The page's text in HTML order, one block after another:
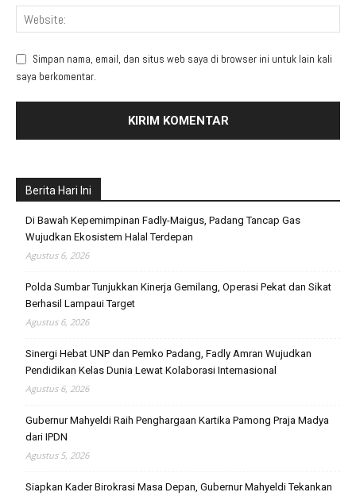
Simpan nama, email, dan situs web saya di browser ini untuk lain kali
saya berkomentar.
Berita Hari Ini
Di Bawah Kepemimpinan Fadly-Maigus, Padang Tancap Gas
Wujudkan Ekosistem Halal Terdepan
Agustus 6, 2026
Polda Sumbar Tunjukkan Kinerja Gemilang, Operasi Pekat dan Sikat
Berhasil Lampaui Target
Agustus 6, 2026
Sinergi Hebat UNP dan Pemko Padang, Fadly Amran Wujudkan
Pendidikan Kelas Dunia Lewat Kolaborasi Internasional
Agustus 6, 2026
Gubernur Mahyeldi Raih Penghargaan Kartika Pamong Praja Madya
dari IPDN
Agustus 5, 2026
Siapkan Kader Birokrasi Masa Depan, Gubernur Mahyeldi Tekankan